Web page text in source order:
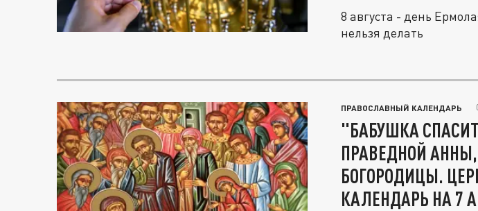
8 августа - день
нельзя делать
ПРАВОСЛАВНЫЙ КАЛЕНДАРЬ
"БАБУШКА
ПРАВЕДНОЙ
БОГОРОДИЦЫ.
КАЛЕНДАРЬ НА 7